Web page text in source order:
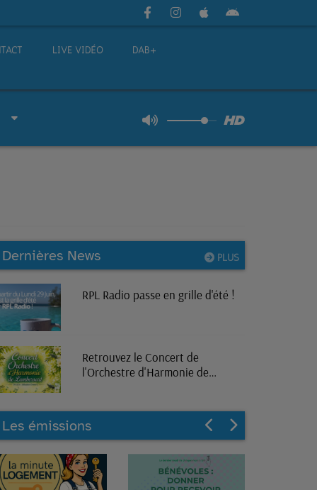
LIVE VIDÉO DAB+
PLUS
Dernières News
RPL Radio passe en grille d'été !
Retrouvez le Concert de
l'Orchestre d'Harmonie de
Les émissions